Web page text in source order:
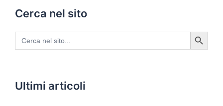
Cerca nel sito
Search
for:
SEARCH BUTTON
Ultimi articoli